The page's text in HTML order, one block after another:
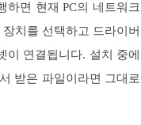
하면 현재 PC의 네트워크
치를 선택하고 드라이버
이 연결됩니다. 설치 중에
받은 파일이라면 그대로